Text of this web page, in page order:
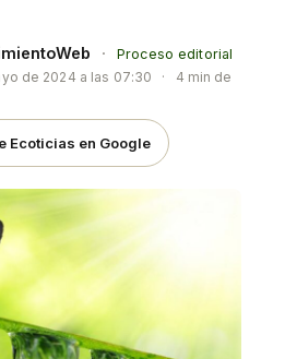
·
Proceso editorial
de 2024 a las 07:30 ·
4 min de
Ecoticias en Google